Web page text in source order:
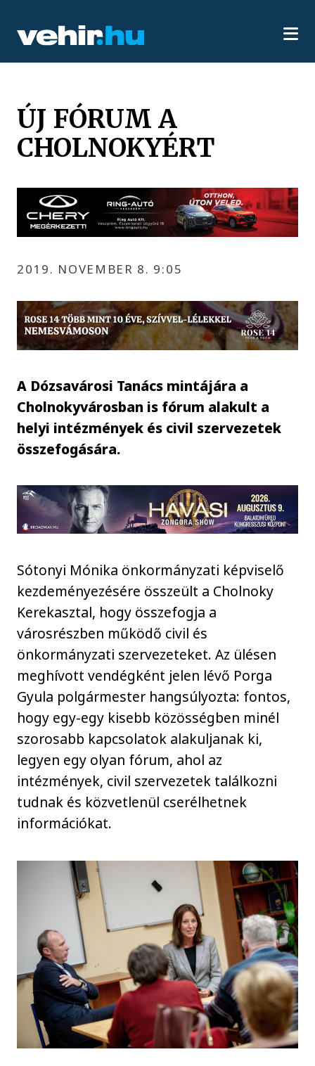
ÚJ FÓRUM A
CHOLNOKYÉRT
2019. NOVEMBER 8. 9:05
A Dózsavárosi Tanács mintájára a
Cholnokyvárosban is fórum alakult a
helyi intézmények és civil szervezetek
összefogására.
Sótonyi Mónika önkormányzati képviselő
kezdeményezésére összeült a Cholnoky
Kerekasztal, hogy összefogja a
városrészben működő civil és
önkormányzati szervezeteket. Az ülésen
meghívott vendégként jelen lévő Porga
Gyula polgármester hangsúlyozta: fontos,
hogy egy-egy kisebb közösségben minél
szorosabb kapcsolatok alakuljanak ki,
legyen egy olyan fórum, ahol az
intézmények, civil szervezetek találkozni
tudnak és közvetlenül cserélhetnek
információkat.